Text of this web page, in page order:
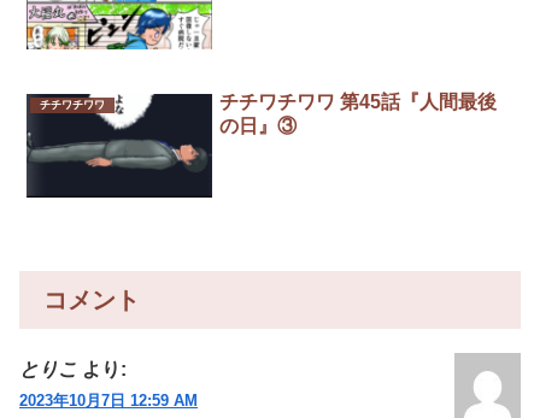
チチワチワワ
チチワチワワ 第45話『人間最後
の日』③
コメント
とりこ より:
2023年10月7日 12:59 AM